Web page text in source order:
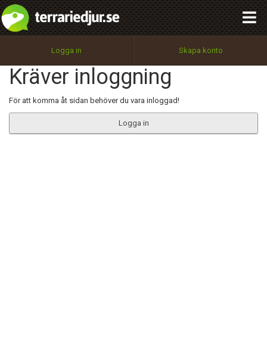
Logga in Skapa konto
Kräver inloggning
För att komma åt sidan behöver du vara inloggad!
Logga in
Utför
100%
OK
integritetspolicy
Namn:
Epost:
Begär nytt lösenord
Tillbaka till förstasidan